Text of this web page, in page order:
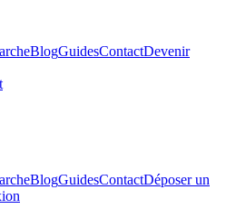
BlogGuidesContactDevenir
BlogGuidesContactDéposer un